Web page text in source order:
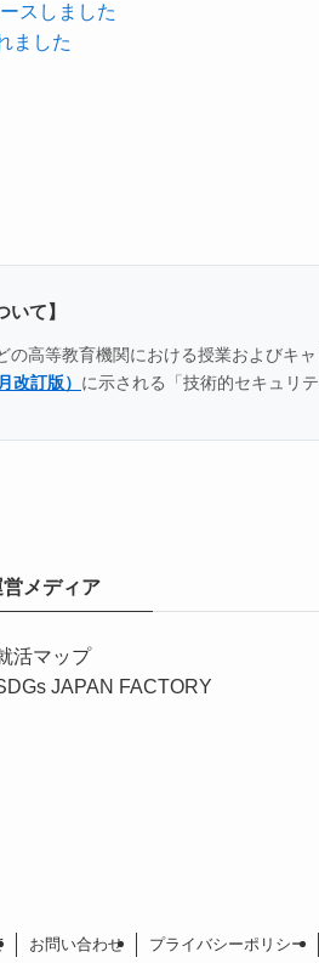
スしました
ました
て】
高等教育機関における授業およびキ
改訂版） に示される「技術的セキュリ
営メディア
活マップ
JAPAN FACTORY
お問い合わせ プライバシーポリシー